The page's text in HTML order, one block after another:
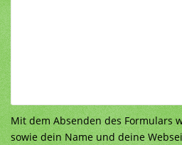
Mit dem Absenden des Formulars
sowie dein Name und deine